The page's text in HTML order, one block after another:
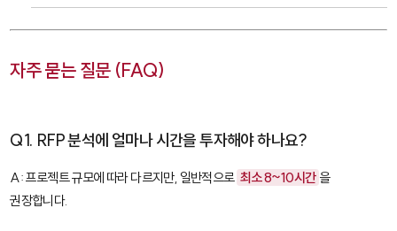
자주 묻는 질문 (FAQ)
Q1. RFP 분석에 얼마나 시간을 투자해야 하나요?
A: 프로젝트 규모에 따라 다르지만, 일반적으로 최소 8~10시간 을
권장합니다.